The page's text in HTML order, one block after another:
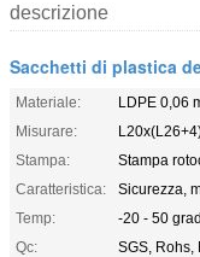
descrizione
Sacchetti di plastica
Materiale:
LDPE 0,06
Misurare:
Stampa:
Stampa
Caratteristica:
Sicurezza,
Temp:
-20 - 50
Qc:
SGS, Rohs,